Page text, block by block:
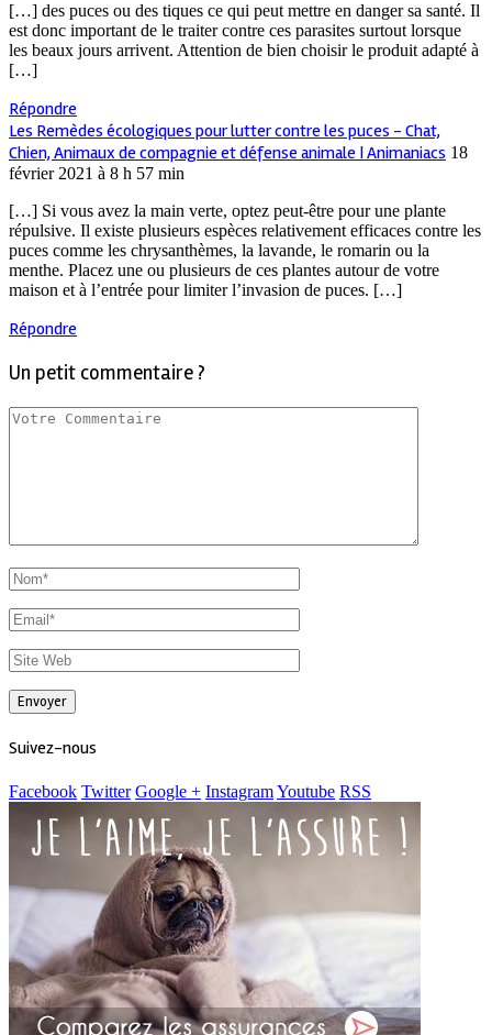
[…] des puces ou des tiques ce qui peut mettre en danger sa santé. Il
est donc important de le traiter contre ces parasites surtout lorsque
les beaux jours arrivent. Attention de bien choisir le produit adapté à
[…]
Répondre
Les Remèdes écologiques pour lutter contre les puces - Chat,
Chien, Animaux de compagnie et défense animale | Animaniacs 18
février 2021 à 8 h 57 min
[…] Si vous avez la main verte, optez peut-être pour une plante
répulsive. Il existe plusieurs espèces relativement efficaces contre les
puces comme les chrysanthèmes, la lavande, le romarin ou la
menthe. Placez une ou plusieurs de ces plantes autour de votre
maison et à l’entrée pour limiter l’invasion de puces. […]
Répondre
Un petit commentaire ?
Suivez-nous
Facebook Twitter Google + InstagramYoutube RSS